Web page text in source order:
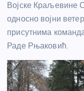
Војске Краљевине
односно војни
присутнима
Раде Рњаковић.